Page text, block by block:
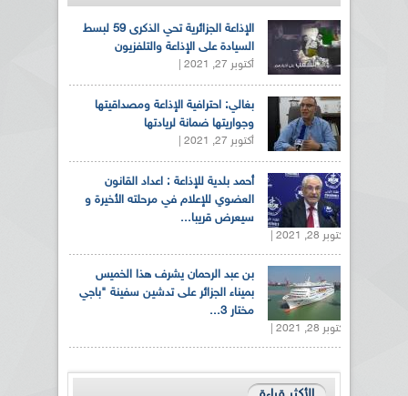
الإذاعة الجزائرية تحي الذكرى 59 لبسط
السيادة على الإذاعة والتلفزيون
أكتوبر 27, 2021 |
بغالي: احترافية الإذاعة ومصداقيتها
وجواريتها ضمانة لريادتها
أكتوبر 27, 2021 |
أحمد بلدية للإذاعة : اعداد القانون
العضوي للإعلام في مرحلته الأخيرة و
سيعرض قريبا...
أكتوبر 28, 2021 |
بن عبد الرحمان يشرف هذا الخميس
بميناء الجزائر على تدشين سفينة "باجي
مختار 3...
أكتوبر 28, 2021 |